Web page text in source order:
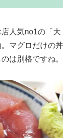
人気no1の「大
マグロだけの丼
は別格ですね。